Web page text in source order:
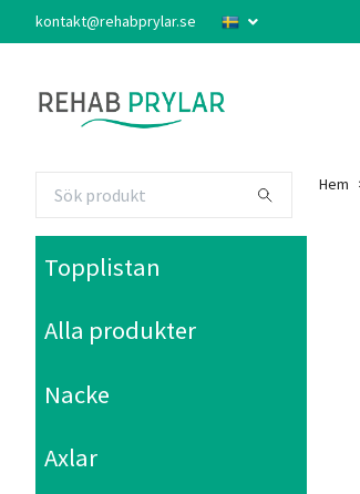
kontakt@rehabprylar.se
Topplistan
Alla produkter
Nacke
Axlar
Hem